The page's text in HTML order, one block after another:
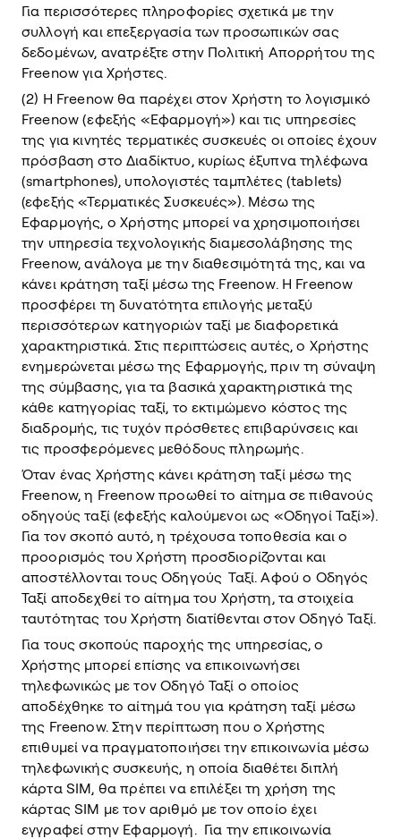
Για περισσότερες πληροφορίες σχετικά με την
συλλογή και επεξεργασία των προσωπικών σας
δεδομένων, ανατρέξτε στην Πολιτική Απορρήτου της
Freenow για Χρήστες.
(2) Η Freenow θα παρέχει στον Χρήστη το λογισμικό
Freenow (εφεξής «Εφαρμογή») και τις υπηρεσίες
της για κινητές τερματικές συσκευές οι οποίες έχουν
πρόσβαση στο Διαδίκτυο, κυρίως έξυπνα τηλέφωνα
(smartphones), υπολογιστές ταμπλέτες (tablets)
(εφεξής «Τερματικές Συσκευές»). Μέσω της
Εφαρμογής, ο Χρήστης μπορεί να χρησιμοποιήσει
την υπηρεσία τεχνολογικής διαμεσολάβησης της
Freenow, ανάλογα με την διαθεσιμότητά της, και να
κάνει κράτηση ταξί μέσω της Freenow. H Freenow
προσφέρει τη δυνατότητα επιλογής μεταξύ
περισσότερων κατηγοριών ταξί με διαφορετικά
χαρακτηριστικά. Στις περιπτώσεις αυτές, ο Χρήστης
ενημερώνεται μέσω της Εφαρμογής, πριν τη σύναψη
της σύμβασης, για τα βασικά χαρακτηριστικά της
κάθε κατηγορίας ταξί, το εκτιμώμενο κόστος της
διαδρομής, τις τυχόν πρόσθετες επιβαρύνσεις και
τις προσφερόμενες μεθόδους πληρωμής.
Όταν ένας Χρήστης κάνει κράτηση ταξί μέσω της
Freenow, η Freenow προωθεί το αίτημα σε πιθανούς
οδηγούς ταξί (εφεξής καλούμενοι ως «Οδηγοί Ταξί»).
Για τον σκοπό αυτό, η τρέχουσα τοποθεσία και ο
προορισμός του Χρήστη προσδιορίζονται και
αποστέλλονται τους Οδηγούς Ταξί. Αφού ο Οδηγός
Ταξί αποδεχθεί το αίτημα του Χρήστη, τα στοιχεία
ταυτότητας του Χρήστη διατίθενται στον Οδηγό Ταξί.
Για τους σκοπούς παροχής της υπηρεσίας, ο
Χρήστης μπορεί επίσης να επικοινωνήσει
τηλεφωνικώς με τον Οδηγό Ταξί ο οποίος
αποδέχθηκε το αίτημά του για κράτηση ταξί μέσω
της Freenow. Στην περίπτωση που ο Χρήστης
επιθυμεί να πραγματοποιήσει την επικοινωνία μέσω
τηλεφωνικής συσκευής, η οποία διαθέτει διπλή
κάρτα SIM, θα πρέπει να επιλέξει τη χρήση της
κάρτας SIM με τον αριθμό με τον οποίο έχει
εγγραφεί στην Εφαρμογή. Για την επικοινωνία